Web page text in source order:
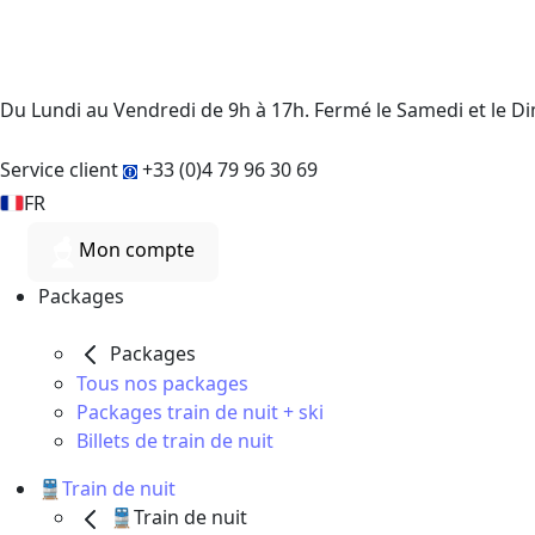
Du Lundi au Vendredi de 9h à 17h. Fermé le Samedi et le
Service client
+33 (0)4 79 96 30 69
FR
Mon compte
Packages
Packages
Tous nos packages
Packages train de nuit + ski
Billets de train de nuit
🚆Train de nuit
🚆Train de nuit